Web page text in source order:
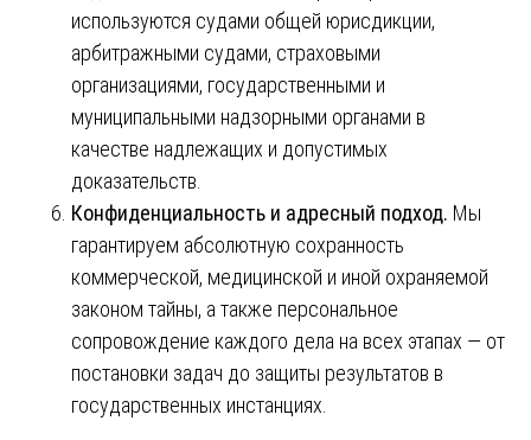
используются судами общей юрисдикции,
арбитражными судами, страховыми
организациями, государственными и
муниципальными надзорными органами в
качестве надлежащих и допустимых
доказательств.
Конфиденциальность и адресный подход. Мы
гарантируем абсолютную сохранность
коммерческой, медицинской и иной охраняемой
законом тайны, а также персональное
сопровождение каждого дела на всех этапах — от
постановки задач до защиты результатов в
государственных инстанциях.